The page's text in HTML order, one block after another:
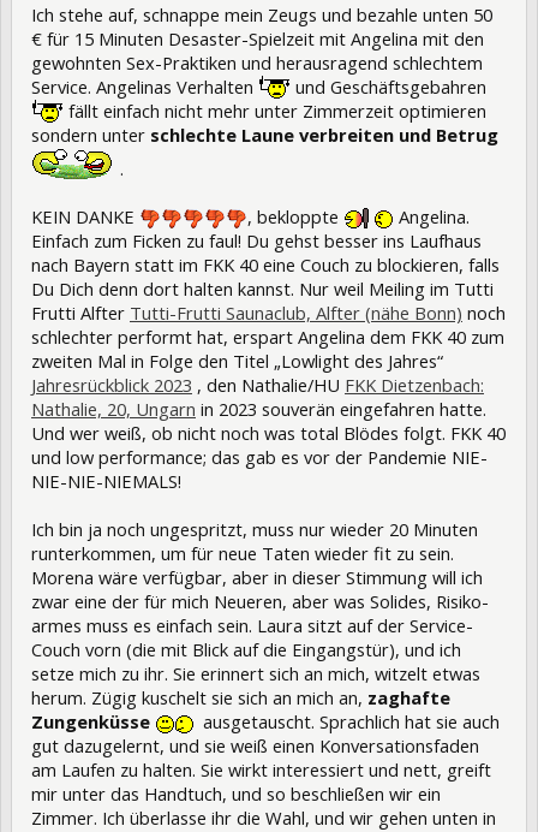
Ich stehe auf, schnappe mein Zeugs und bezahle unten 50
€ für 15 Minuten Desaster-Spielzeit mit Angelina mit den
gewohnten Sex-Praktiken und herausragend schlechtem
Service. Angelinas Verhalten
und Geschäftsgebahren
fällt einfach nicht mehr unter Zimmerzeit optimieren
sondern unter schlechte Laune verbreiten und Betrug
.
KEIN DANKE
, bekloppte
Angelina.
Einfach zum Ficken zu faul! Du gehst besser ins Laufhaus
nach Bayern statt im FKK 40 eine Couch zu blockieren, falls
Du Dich denn dort halten kannst. Nur weil Meiling im Tutti
Frutti Alfter Tutti-Frutti Saunaclub, Alfter (nähe Bonn) noch
schlechter performt hat, erspart Angelina dem FKK 40 zum
zweiten Mal in Folge den Titel „Lowlight des Jahres“
Jahresrückblick 2023 , den Nathalie/HU FKK Dietzenbach:
Nathalie, 20, Ungarn in 2023 souverän eingefahren hatte.
Und wer weiß, ob nicht noch was total Blödes folgt. FKK 40
und low performance; das gab es vor der Pandemie NIE-
NIE-NIE-NIEMALS!
Ich bin ja noch ungespritzt, muss nur wieder 20 Minuten
runterkommen, um für neue Taten wieder fit zu sein.
Morena wäre verfügbar, aber in dieser Stimmung will ich
zwar eine der für mich Neueren, aber was Solides, Risiko-
armes muss es einfach sein. Laura sitzt auf der Service-
Couch vorn (die mit Blick auf die Eingangstür), und ich
setze mich zu ihr. Sie erinnert sich an mich, witzelt etwas
herum. Zügig kuschelt sie sich an mich an, zaghafte
Zungenküsse
ausgetauscht. Sprachlich hat sie auch
gut dazugelernt, und sie weiß einen Konversationsfaden
am Laufen zu halten. Sie wirkt interessiert und nett, greift
mir unter das Handtuch, und so beschließen wir ein
Zimmer. Ich überlasse ihr die Wahl, und wir gehen unten in